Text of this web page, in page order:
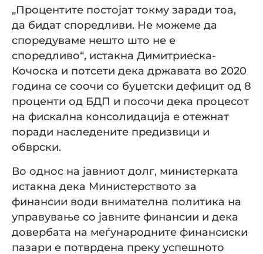
„Процентите постојат токму заради тоа,
да бидат споредливи. Не можеме да
споредуваме нешто што не е
споредливо“, истакна Димитриеска-
Кочоска и потсети дека државата во 2020
година се соочи со буџетски дефицит од 8
проценти од БДП и посочи дека процесот
на фискална консолидација е отежнат
поради наследените предизвици и
обврски.
Во однос на јавниот долг, министерката
истакна дека Министерството за
финансии води внимателна политика на
управување со јавните финансии и дека
довербата на меѓународните финансиски
пазари е потврдена преку успешното